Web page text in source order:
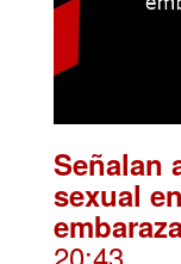
Señalan
sexual